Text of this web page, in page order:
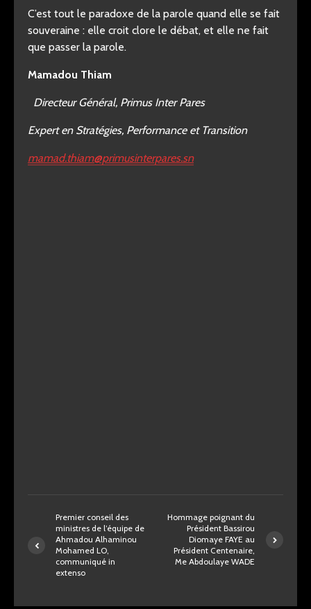
C’est tout le paradoxe de la parole quand elle se fait
souveraine : elle croit clore le débat, et elle ne fait
que passer la parole.
Mamadou Thiam
Directeur Général, Primus Inter Pares
Expert en Stratégies, Performance et Transition
mamad.thiam@primusinterpares.sn
Premier conseil des
ministres de l’équipe de
Ahmadou Alhaminou
Mohamed LO,
communiqué in
extenso
Hommage poignant du
Président Bassirou
Diomaye FAYE au
Président Centenaire,
Me Abdoulaye WADE